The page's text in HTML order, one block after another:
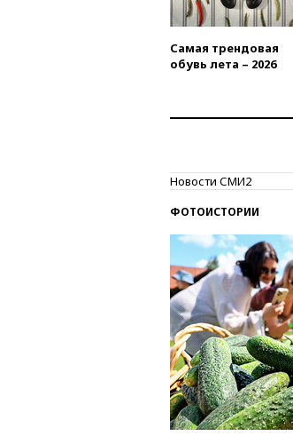
Самая трендовая
обувь лета – 2026
Новости СМИ2
ФОТОИСТОРИИ